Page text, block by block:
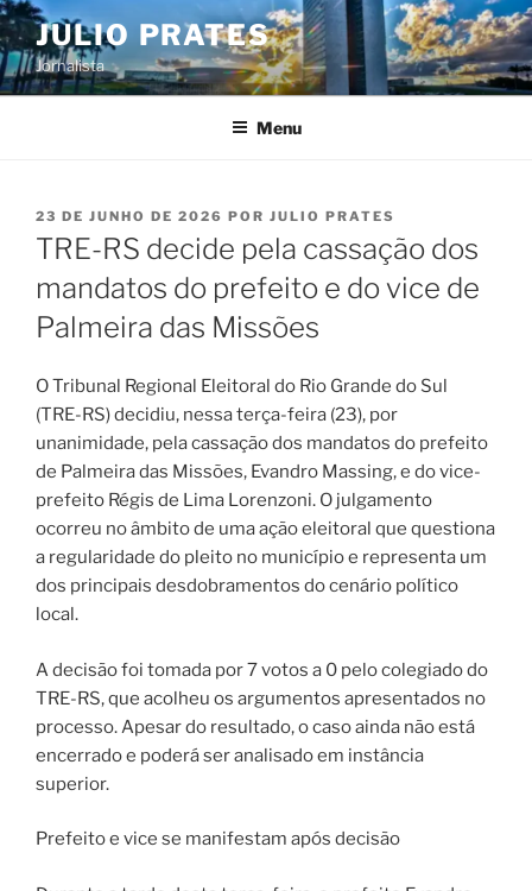
Pular
para
o
conteúdo
JULIO PRATES
Jornalista
Menu
PUBLICADO
EM
23 DE JUNHO DE 2026 POR JULIO PRATES
TRE-RS decide pela cassação dos
mandatos do prefeito e do vice de
Palmeira das Missões
O Tribunal Regional Eleitoral do Rio Grande do Sul
(TRE-RS) decidiu, nessa terça-feira (23), por
unanimidade, pela cassação dos mandatos do prefeito
de Palmeira das Missões, Evandro Massing, e do vice-
prefeito Régis de Lima Lorenzoni. O julgamento
ocorreu no âmbito de uma ação eleitoral que questiona
a regularidade do pleito no município e representa um
dos principais desdobramentos do cenário político
local.
A decisão foi tomada por 7 votos a 0 pelo colegiado do
TRE-RS, que acolheu os argumentos apresentados no
processo. Apesar do resultado, o caso ainda não está
encerrado e poderá ser analisado em instância
superior.
Prefeito e vice se manifestam após decisão